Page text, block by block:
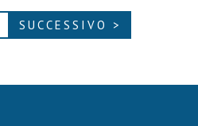
SUCCESSIVO >